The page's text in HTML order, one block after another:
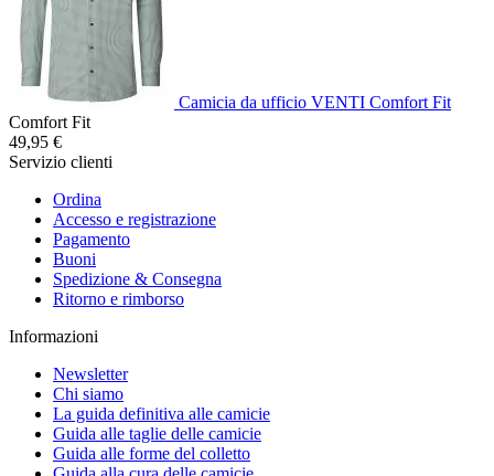
Camicia da ufficio VENTI Comfort Fit
Comfort Fit
49,95 €
Servizio clienti
Ordina
Accesso e registrazione
Pagamento
Buoni
Spedizione & Consegna
Ritorno e rimborso
Informazioni
Newsletter
Chi siamo
La guida definitiva alle camicie
Guida alle taglie delle camicie
Guida alle forme del colletto